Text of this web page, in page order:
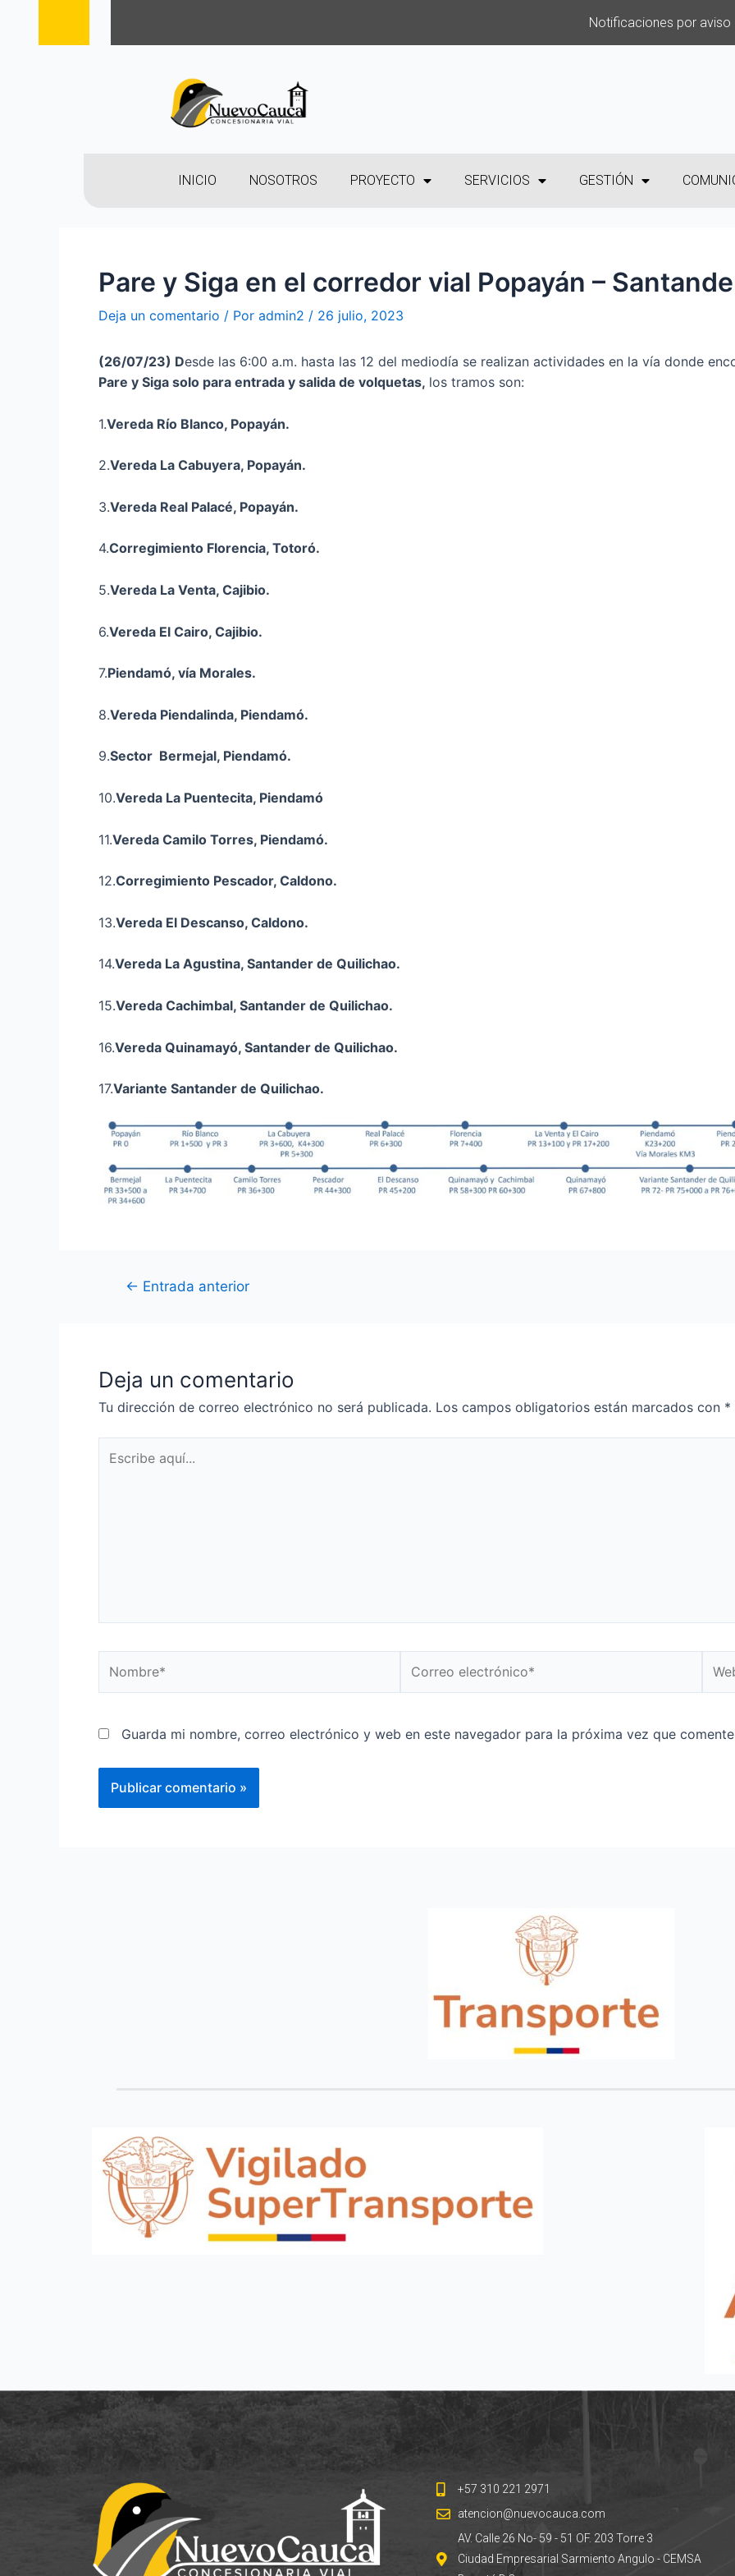
Notificaciones por aviso
INICIO NOSOTROS PROYECTO SERVICIOS GESTIÓN
Pare y Siga en el corredor vial Popayán –
Deja un comentario / Por admin2 / 26 julio, 2023
(26/07/23) Desde las 6:00 a.m. hasta las 12 del mediodía se realizan actividades en la vía donde
Pare y Siga solo para entrada y salida de volquetas, los tramos son:
1.Vereda Río Blanco, Popayán.
2.Vereda La Cabuyera, Popayán.
3.Vereda Real Palacé, Popayán.
4.Corregimiento Florencia, Totoró.
5.Vereda La Venta, Cajibio.
6.Vereda El Cairo, Cajibio.
7.Piendamó, vía Morales.
8.Vereda Piendalinda, Piendamó.
9.Sector Bermejal, Piendamó.
10.Vereda La Puentecita, Piendamó
11.Vereda Camilo Torres, Piendamó.
12.Corregimiento Pescador, Caldono.
13.Vereda El Descanso, Caldono.
14.Vereda La Agustina, Santander de Quilichao.
15.Vereda Cachimbal, Santander de Quilichao.
16.Vereda Quinamayó, Santander de Quilichao.
17.Variante Santander de Quilichao.
← Entrada anterior
Deja un comentario
Tu dirección de correo electrónico no será publicada. Los campos obligatorios están marcados con *
Guarda mi nombre, correo electrónico y web en este navegador para la próxima vez que
+57 310 221 2971
atencion@nuevocauca.com
AV. Calle 26 No- 59 - 51 OF. 203 Torre 3
Ciudad Empresarial Sarmiento Angulo - CEMSA